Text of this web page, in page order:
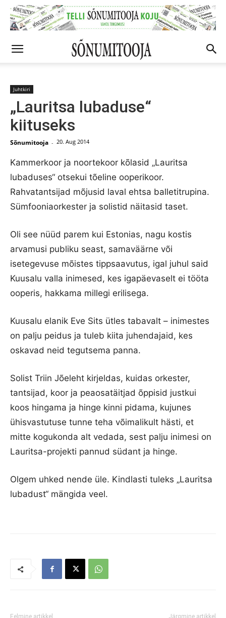
Juhtkiri
„Lauritsa lubaduse“
kiituseks
Sõnumitooja - 20. Aug 2014
Kammerkoor ja noortekoor kõlasid „Lauritsa
lubaduses“ otsekui tõeline ooperikoor.
Rahvatantsijad mõjusid laval ehtsa balletitrupina.
Sümfooniaorkester ja solistid näitasid taset.
Oli see nüüd parem kui Estonias, nagu kostis
arvamusi publiku seast, samaväärne või
isetegevuse mõistes tippsaavutus, igal juhul said
Kuusalu valla inimesed, kes igapäevaselt ei tööta
ooperis, hakkama millegi erilisega.
Kuusalu elanik Eve Sits ütles tabavalt – inimestes
on palju peidus ja tuleb kiita juhendajaid, kes
oskavad neid tegutsema panna.
Solist Triin Jõeleht kirjeldas, kuidas orkester,
tantsijad, koor ja peaosatäitjad õppisid justkui
koos hingama ja hinge kinni pidama, kujunes
ühisvastutuse tunne teha võimalikult hästi, et
mitte kogukonda alt vedada, sest palju inimesi on
Lauritsa-projekti pannud südant ja hinge.
Olgem uhked nende üle. Kindlasti tuleks „Lauritsa
lubadust“ mängida veel.
Eelmine artikkel Järgmine artikkel